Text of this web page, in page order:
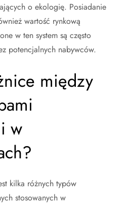
o ekologię. Posiadanie
wartość rynkową
w ten system są często
potencjalnych nabywców.
między
w
kilka różnych typów
stosowanych w